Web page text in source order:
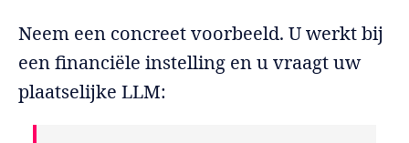
Neem een concreet voorbeeld. U werkt bij
een financiële instelling en u vraagt uw
plaatselijke LLM: